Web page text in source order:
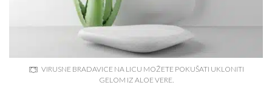
VIRUSNE BRADAVICE NA LICU MOŽETE POKUŠATI UKLONITI
GELOM IZ ALOE VERE.